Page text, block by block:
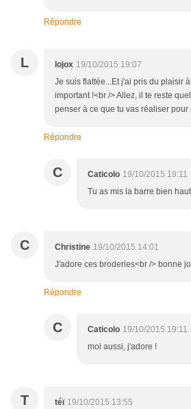
Répondre
L lojox 19/10/2015 19:07
Je suis flattée...Et j'ai pris du plaisir
important !<br /> Allez, il te reste
penser à ce que tu vas réaliser
Répondre
C Caticolo 19/10/2015 19:11
Tu as mis la barre bien
C Christine 19/10/2015 14:01
J'adore ces broderies<br /> bonne
Répondre
C Caticolo 19/10/2015 19:11
moi aussi, j'adore !
T téï 19/10/2015 13:55